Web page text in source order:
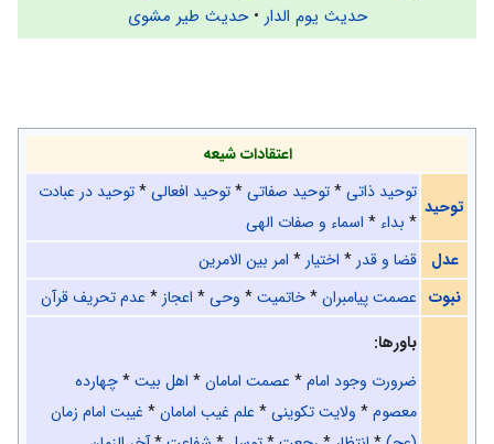
حدیث یوم الدار •حدیث طیر مشوی
‌اعتقادات شیعه
توحید
توحید ذاتی*توحید صفاتی*توحید افعالی*توحید در عبادت
* بداء * اسماء و صفات الهی
عدل
قضا و قدر * اختیار * امر بین الامرین
نبوت عصمت پیامبران*خاتمیت* وحی* اعجاز * عدم تحریف قرآن
باورها:
ضرورت وجود امام* عصمت امامان* اهل بیت*چهارده
معصوم* ولایت تكوینی* علم غیب امامان* غیبت امام زمان